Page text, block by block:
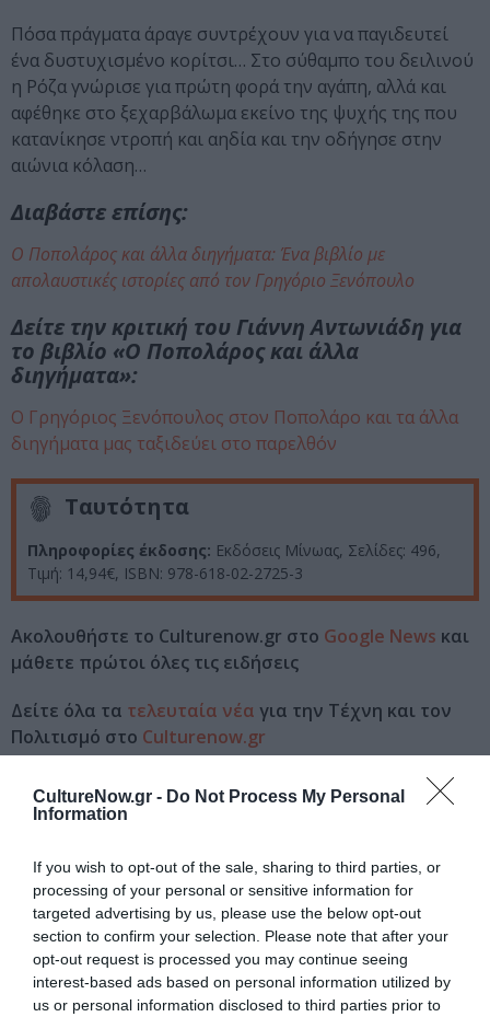
CultureNow.gr - Do Not Process My Personal
Information
If you wish to opt-out of the sale, sharing to third parties, or
processing of your personal or sensitive information for
targeted advertising by us, please use the below opt-out
section to confirm your selection. Please note that after your
opt-out request is processed you may continue seeing
interest-based ads based on personal information utilized by
us or personal information disclosed to third parties prior to
Πόσα πράγματα άραγε συντρέχουν για να παγιδευτεί
ένα δυστυχισμένο κορίτσι… Στο σύθαμπο του δειλινού
η Ρόζα γνώρισε για πρώτη φορά την αγάπη, αλλά και
αφέθηκε στο ξεχαρβάλωμα εκείνο της ψυχής της που
κατανίκησε ντροπή και αηδία και την οδήγησε στην
αιώνια κόλαση…
Διαβάστε επίσης:
Ο Ποπολάρος και άλλα διηγήματα: Ένα βιβλίο με
απολαυστικές ιστορίες από τον Γρηγόριο Ξενόπουλο
Δείτε την κριτική του Γιάννη Αντωνιάδη για
το βιβλίο «Ο Ποπολάρος και άλλα
διηγήματα»:
Ο Γρηγόριος Ξενόπουλος στον Ποπολάρο και τα άλλα
διηγήματα μας ταξιδεύει στο παρελθόν
Ταυτότητα
Πληροφορίες έκδοσης: Εκδόσεις Μίνωας, Σελίδες: 496,
Τιμή: 14,94€, ISBN: 978-618-02-2725-3
Ακολουθήστε το Culturenow.gr στο Google News και
μάθετε πρώτοι όλες τις ειδήσεις
Δείτε όλα τα τελευταία νέα για την Τέχνη και τον
Πολιτισμό στο Culturenow.gr
Νέοι Διαγωνισμοί❯
ΕΚΔΟΣΕΙΣ ΜΙΝΩΑΣ
ΕΛΛΗΝΕΣ ΣΥΓΓΡΑΦΕΙΣ
ΠΕΖΟΓΡΑΦΙΑ
Newsletter